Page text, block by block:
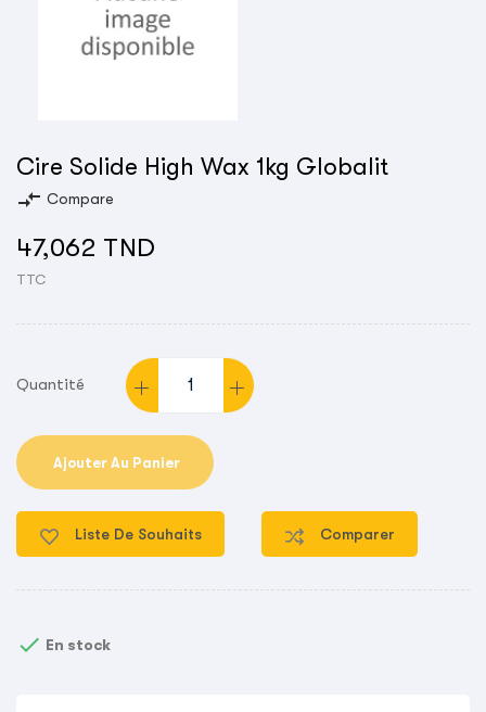
Cire Solide High Wax 1kg Globalit
compare_arrows Compare
47,062 TND
TTC
Quantité
Ajouter Au Panier
Liste De Souhaits Comparer
 En stock